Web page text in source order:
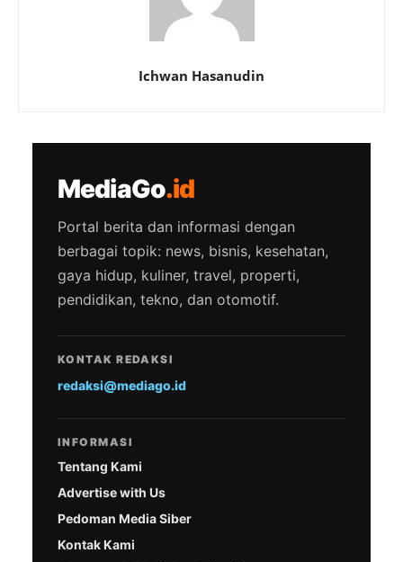
Ichwan Hasanudin
MediaGo.id
Portal berita dan informasi dengan
berbagai topik: news, bisnis, kesehatan,
gaya hidup, kuliner, travel, properti,
pendidikan, tekno, dan otomotif.
KONTAK REDAKSI
redaksi@mediago.id
INFORMASI
Tentang Kami
Advertise with Us
Pedoman Media Siber
Kontak Kami